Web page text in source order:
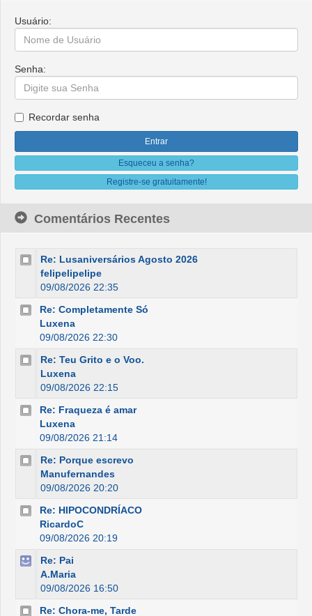
Usuário:
Senha:
Recordar senha
Esqueceu a senha?
Registre-se gratuitamente!
Comentários Recentes
Re: Lusaniversários Agosto 2026
felipelipelipe
09/08/2026 22:35
Re: Completamente Só
Luxena
09/08/2026 22:30
Re: Teu Grito e o Voo.
Luxena
09/08/2026 22:15
Re: Fraqueza é amar
Luxena
09/08/2026 21:14
Re: Porque escrevo
Manufernandes
09/08/2026 20:20
Re: HIPOCONDRÍACO
RicardoC
09/08/2026 20:19
Re: Pai
A.Maria
09/08/2026 16:50
Re: Chora-me, Tarde